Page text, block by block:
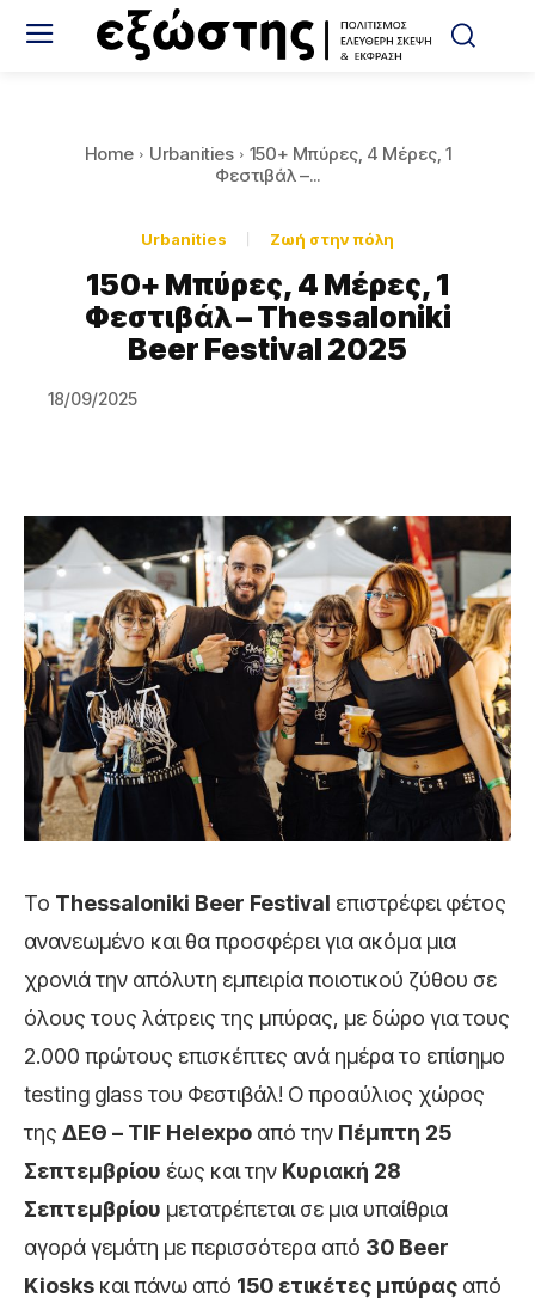
Home Urbanities
150+ Μπύρες, 4 Μέρες, 1
Φεστιβάλ –...
Urbanities Ζωή στην πόλη
150+ Μπύρες, 4 Μέρες, 1
Φεστιβάλ – Thessaloniki
Beer Festival 2025
18/09/2025
Το Thessaloniki Beer Festival επιστρέφει φέτος
ανανεωμένο και θα προσφέρει για ακόμα μια
χρονιά την απόλυτη εμπειρία ποιοτικού ζύθου σε
όλους τους λάτρεις της μπύρας, με δώρο για τους
2.000 πρώτους επισκέπτες ανά ημέρα το επίσημο
testing glass του Φεστιβάλ! Ο προαύλιος χώρος
της ΔΕΘ – TIF Helexpo από την Πέμπτη 25
Σεπτεμβρίου έως και την Κυριακή 28
Σεπτεμβρίου μετατρέπεται σε μια υπαίθρια
αγορά γεμάτη με περισσότερα από 30 Beer
Kiosks και πάνω από 150 ετικέτες μπύρας από